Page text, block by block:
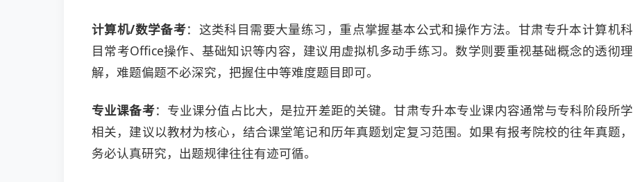
计算机/数学备考：这类科目需要大量练习，重点掌握基本公式和操作方法。甘肃专升本计算机科
目常考Office操作、基础知识等内容，建议用虚拟机多动手练习。数学则要重视基础概念的透彻理
解，难题偏题不必深究，把握住中等难度题目即可。
专业课备考：专业课分值占比大，是拉开差距的关键。甘肃专升本专业课内容通常与专科阶段所学
相关，建议以教材为核心，结合课堂笔记和历年真题划定复习范围。如果有报考院校的往年真题，
务必认真研究，出题规律往往有迹可循。